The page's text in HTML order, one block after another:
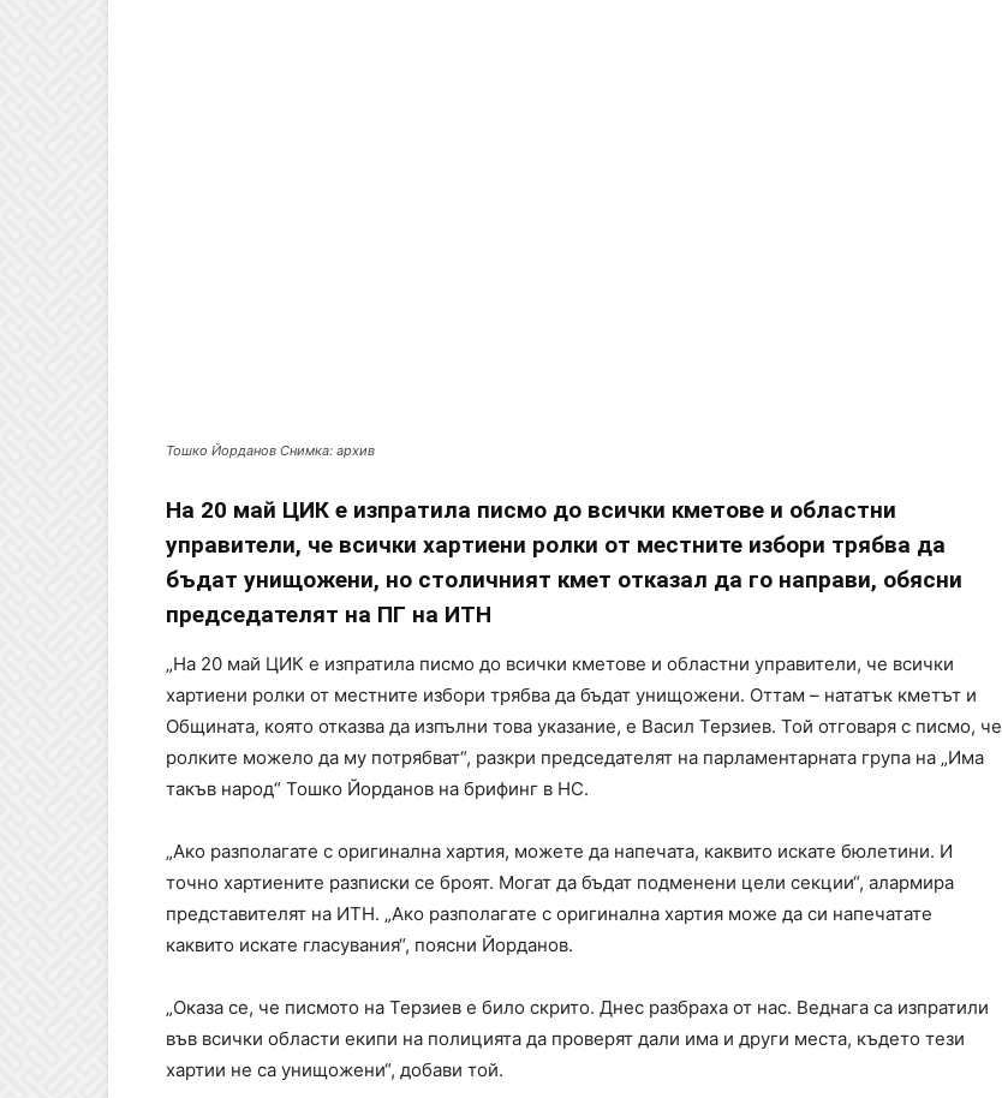
Тошко Йорданов Снимка: архив
На 20 май ЦИК е изпратила писмо до всички кметове и областни
управители, че всички хартиени ролки от местните избори трябва да
бъдат унищожени, но столичният кмет отказал да го направи, обясни
председателят на ПГ на ИТН
„На 20 май ЦИК е изпратила писмо до всички кметове и областни управители, че всички
хартиени ролки от местните избори трябва да бъдат унищожени. Оттам – нататък кметът и
Общината, която отказва да изпълни това указание, е Васил Терзиев. Той отговаря с писмо, че
ролките можело да му потрябват“, разкри председателят на парламентарната група на „Има
такъв народ“ Тошко Йорданов на брифинг в НС.
„Ако разполагате с оригинална хартия, можете да напечата, каквито искате бюлетини. И
точно хартиените разписки се броят. Могат да бъдат подменени цели секции“, алармира
представителят на ИТН. „Ако разполагате с оригинална хартия може да си напечатате
каквито искате гласувания“, поясни Йорданов.
„Оказа се, че писмото на Терзиев е било скрито. Днес разбраха от нас. Веднага са изпратили
във всички области екипи на полицията да проверят дали има и други места, където тези
хартии не са унищожени“, добави той.